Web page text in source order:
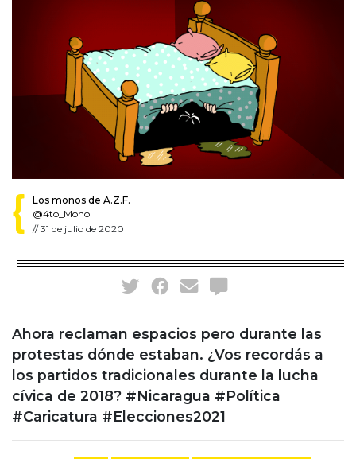
Los monos de A.Z.F.
@4to_Mono
//31 de julio de 2020
Ahora reclaman espacios pero durante las
protestas dónde estaban. ¿Vos recordás a
los partidos tradicionales durante la lucha
cívica de 2018? #Nicaragua #Política
#Caricatura #Elecciones2021